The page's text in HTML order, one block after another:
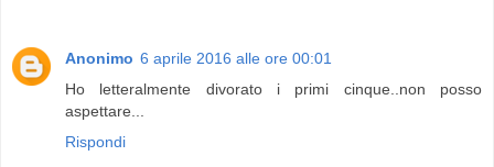
Anonimo 6 aprile 2016 alle ore 00:01
Ho letteralmente divorato i primi cinque..non posso
aspettare...
Rispondi